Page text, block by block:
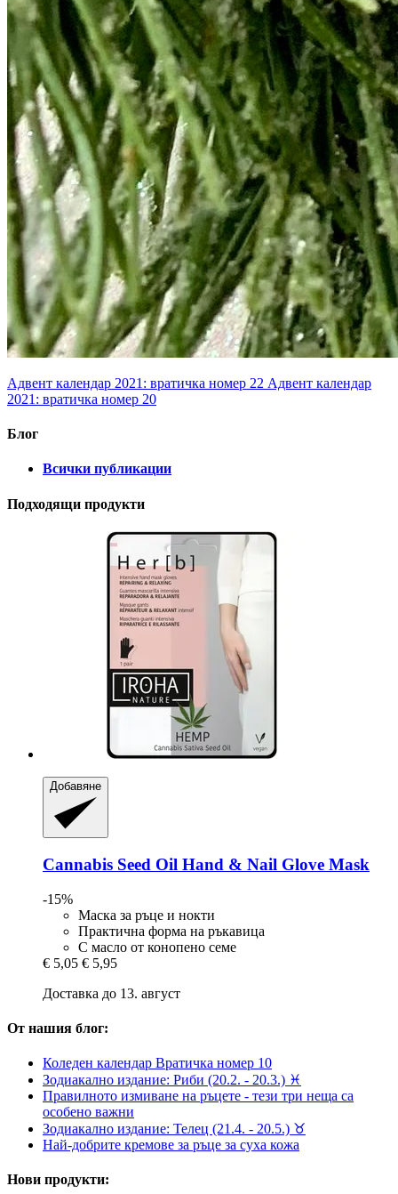
Адвент календар 2021: вратичка номер 22 Адвент календар
2021: вратичка номер 20
Блог
Всички публикации
Подходящи продукти
Добавяне
Cannabis Seed Oil Hand & Nail Glove Mask
-15%
Маска за ръце и нокти
Практична форма на ръкавица
С масло от конопено семе
€ 5,05 € 5,95
Доставка до 13. август
От нашия блог:
Коледен календар Вратичка номер 10
Зодиакално издание: Риби (20.2. - 20.3.) ♓
Правилното измиване на ръцете - тези три неща са
особено важни
Зодиакално издание: Телец (21.4. - 20.5.) ♉︎
Най-добрите кремове за ръце за суха кожа
Нови продукти: